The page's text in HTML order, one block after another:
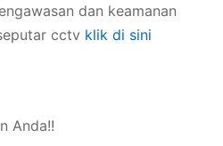
dan keamanan
cctv klik di sini
Anda!!